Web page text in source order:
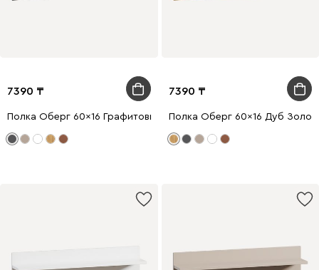
7390
Полка Оберг 60x16 Графитовый
7390
Полка Оберг 60x16 Дуб